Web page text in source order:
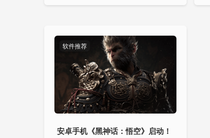
软件推荐
安卓手机《黑神话：悟空》启动！